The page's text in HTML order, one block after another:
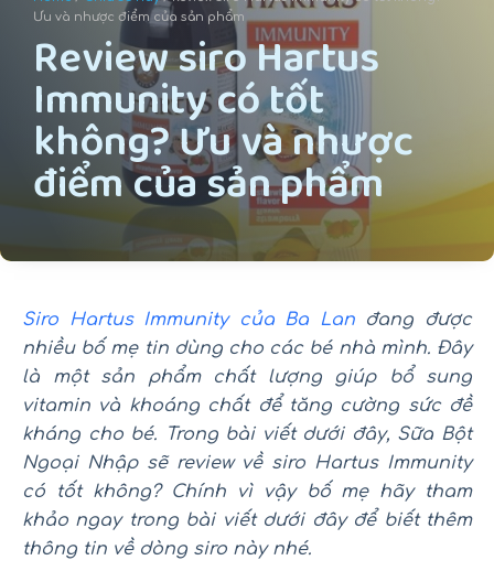
uƯu và nhược điểm của sản phẩm
Review siro Hartus
Immunity có tốt
không? Ưu và nhược
điểm của sản phẩm
Siro Hartus Immunity của Ba Lanđang được
nhiều bố mẹ tin dùng cho các bé nhà mình. Đây
là một sản phẩm chất lượng giúp bổ sung
vitamin và khoáng chất để tăng cường sức đề
kháng cho bé. Trong bài viết dưới đây, Sữa Bột
Ngoại Nhập sẽ review về siro Hartus Immunity
có tốt không? Chính vì vậy bố mẹ hãy tham
khảo ngay trong bài viết dưới đây để biết thêm
thông tin về dòng siro này nhé.